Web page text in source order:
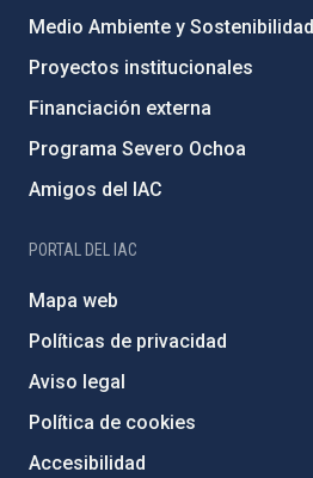
Medio Ambiente y Sostenibilidad
Proyectos institucionales
Financiación externa
Programa Severo Ochoa
Amigos del IAC
PORTAL DEL IAC
Mapa web
Políticas de privacidad
Aviso legal
Política de cookies
Accesibilidad